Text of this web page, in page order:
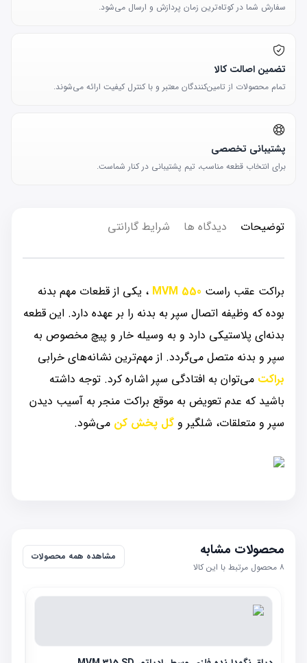
سفارش شما در کوتاه‌ترین زمان پردازش و ارسال می‌شود.
تضمین اصالت کالا
تمام محصولات از تامین‌کنندگان معتبر و با کنترل کیفیت ارائه می‌شوند.
پشتیبانی تخصصی
برای انتخاب قطعه مناسب، تیم پشتیبانی در کنار شماست.
توضیحات دیدگاه ها شرایط گارانتی
براکت عقب راست MVM 550 ، یکی از قطعات مهم بدنه
بوده که وظیفه اتصال سپر به بدنه را بر عهده دارد. این قطعه
بدنه‌ای پلاستیکی دارد و به وسیله خار و پیچ مخصوص به
سپر و بدنه متصل می‌گردد. از مهم‌ترین نشانه‌های خرابی
براکت می‌توان به افتادگی سپر اشاره کرد. توجه داشته
باشید که عدم تعویض به موقع براکت منجر به آسیب دیدن
سپر و متعلقات، شلگیر و گل پخش کن می‌شود.
محصولات مشابه
۸ محصول مرتبط با این کالا
مشاهده همه محصولات